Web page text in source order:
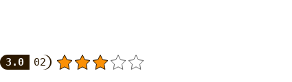
3.0 02